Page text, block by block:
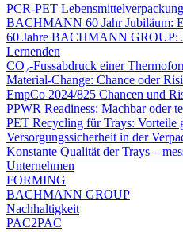
PCR-PET
BACHMANN 60 Jahr Jubiläum:
60 Jahre BACHMANN GROUP:
Lernenden
CO₂-Fussabdruck einer
Material-Change: Chance oder
EmpCo 2024/825 Chancen und
PPWR Readiness: Machbar oder
PET Recycling für Trays: Vorteile
Versorgungssicherheit in der
Konstante Qualität der Trays –
Unternehmen
FORMING
BACHMANN GROUP
Nachhaltigkeit
PAC2PAC